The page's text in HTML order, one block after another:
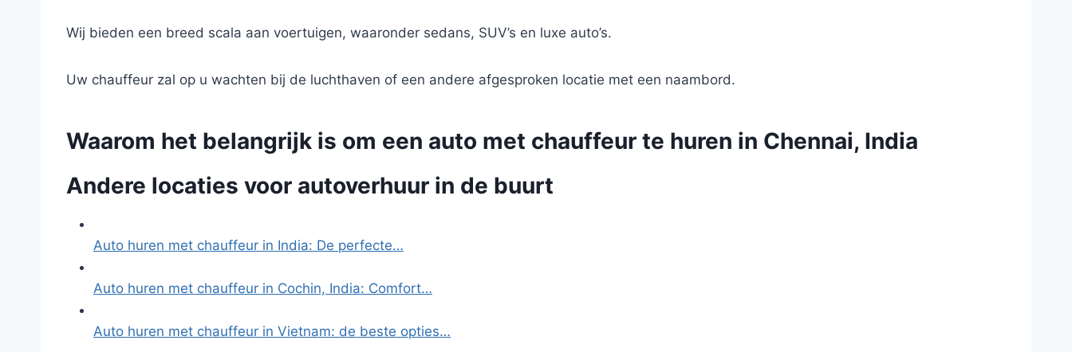
Wij bieden een breed scala aan voertuigen, waaronder sedans, SUV’s en luxe auto’s.
Uw chauffeur zal op u wachten bij de luchthaven of een andere afgesproken locatie met een naambord.
Waarom het belangrijk is om een auto met chauffeur te huren in Chennai, India
Andere locaties voor autoverhuur in de buurt
Auto huren met chauffeur in India: De perfecte…
Auto huren met chauffeur in Cochin, India: Comfort…
Auto huren met chauffeur in Vietnam: de beste opties…